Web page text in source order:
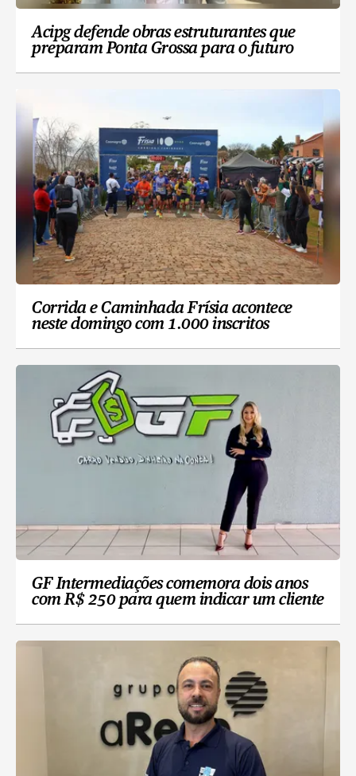
Acipg defende obras estruturantes que
preparam Ponta Grossa para o futuro
Corrida e Caminhada Frísia acontece
neste domingo com 1.000 inscritos
GF Intermediações comemora dois anos
com R$ 250 para quem indicar um cliente